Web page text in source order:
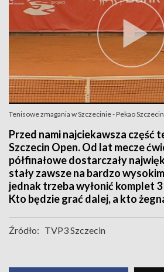
Tenisowe zmagania w Szczecinie - Pekao
Przed nami najciekawsza część
Szczecin Open. Od lat mecze
półfinałowe dostarczały
stały zawsze na bardzo
jednak trzeba wyłonić komplet
Kto będzie grać dalej, a kto
Źródło: TVP3 Szczecin